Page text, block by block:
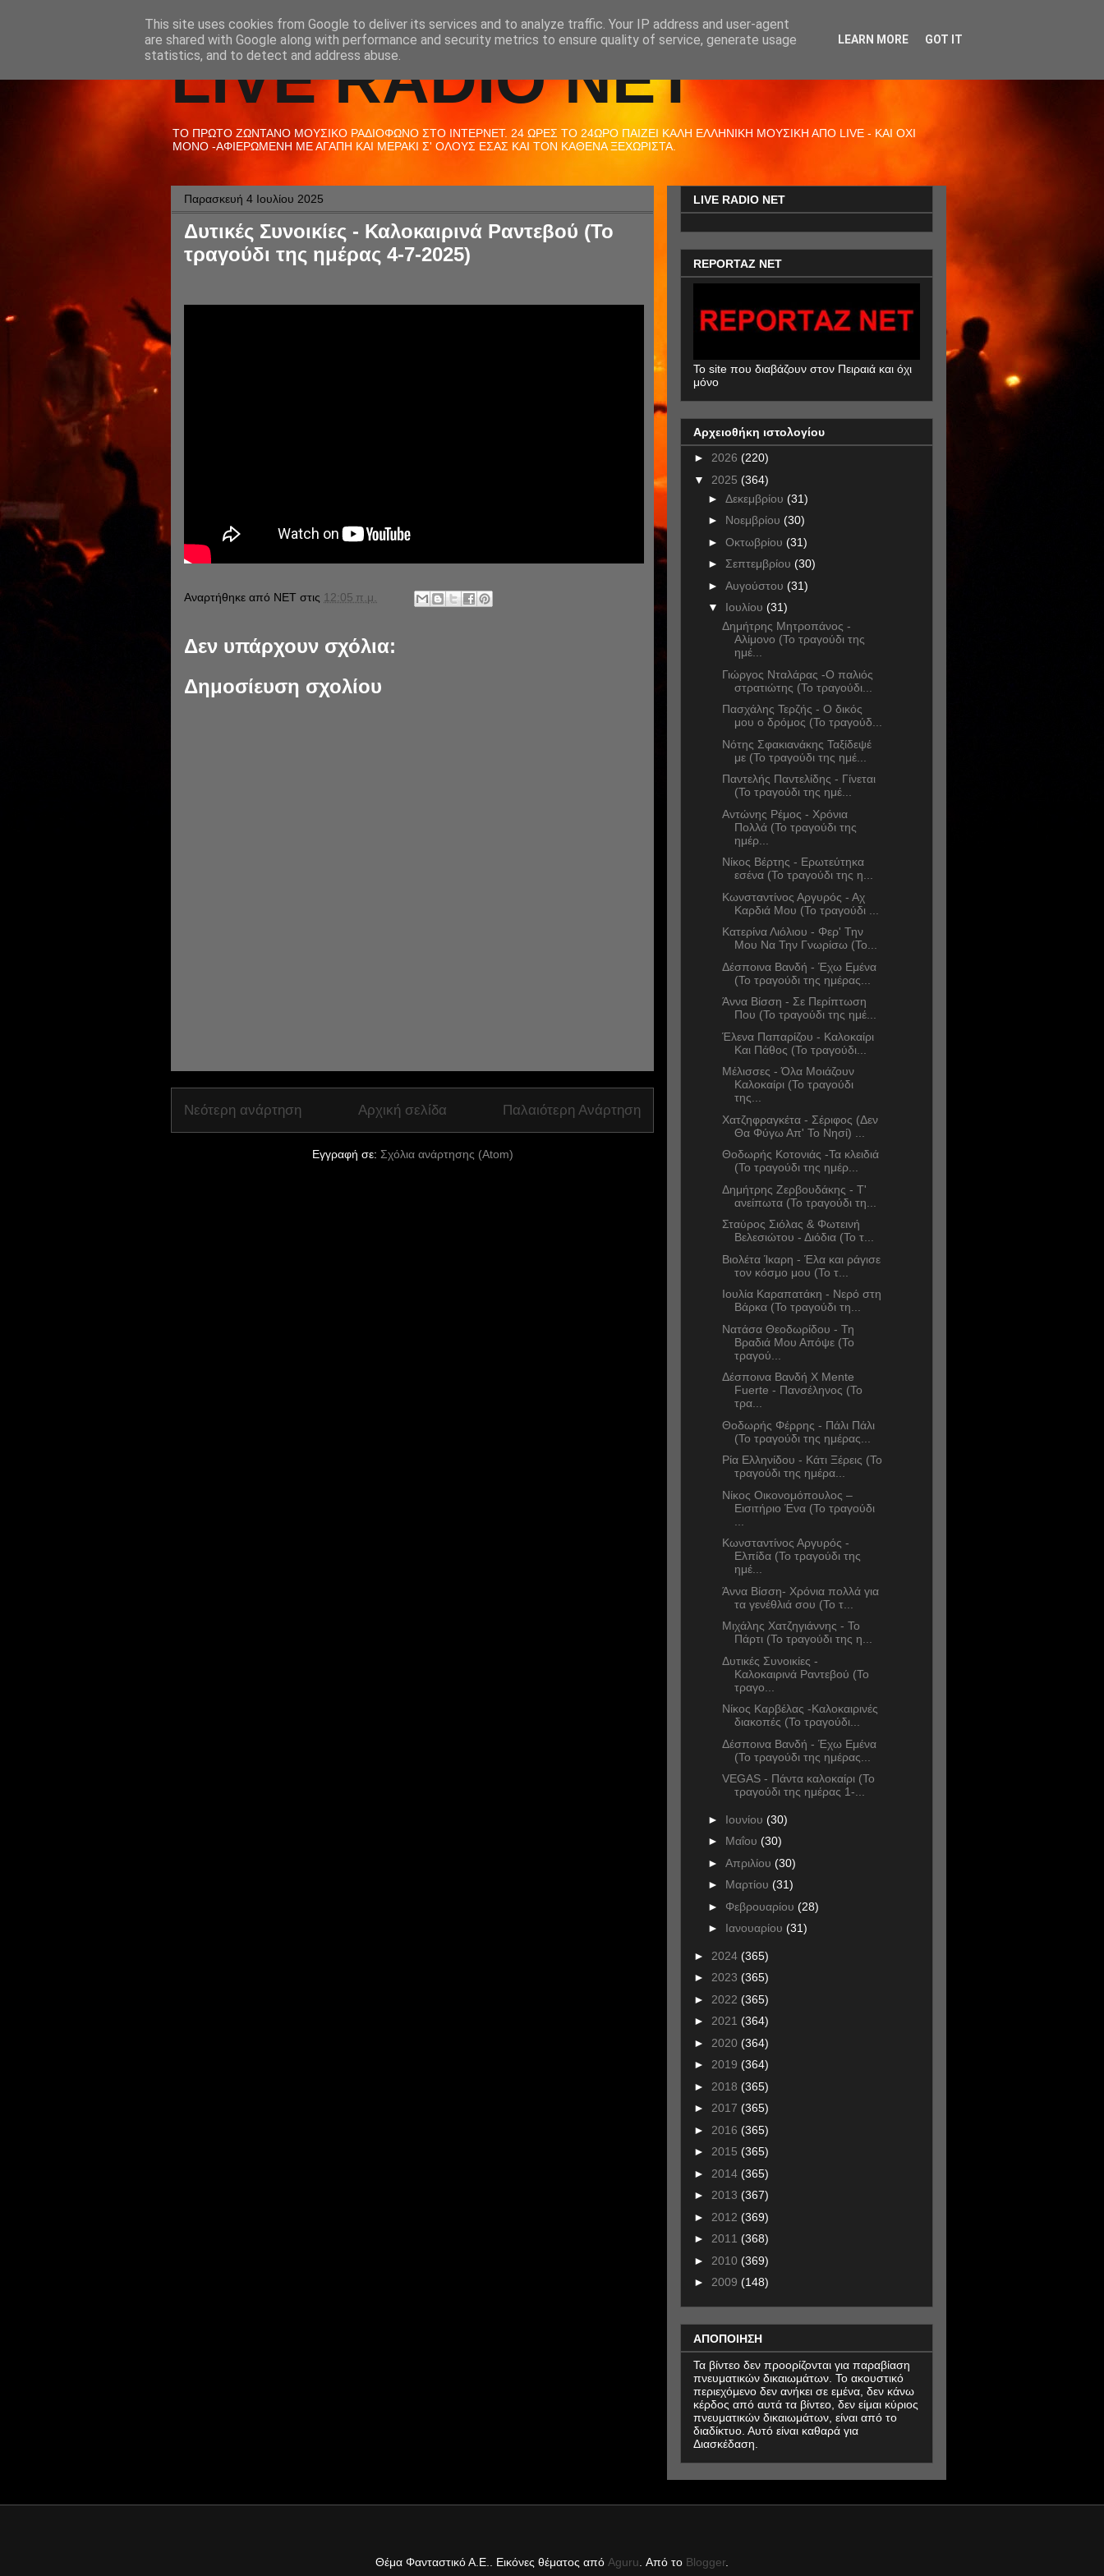
LIVE RADIO NET
ΤΟ ΠΡΩΤΟ ΖΩΝΤΑΝΟ ΜΟΥΣΙΚΟ ΡΑΔΙΟΦΩΝΟ ΣΤΟ ΙΝΤΕΡΝΕΤ. 24 ΩΡΕΣ ΤΟ 24ΩΡΟ ΠΑΙΖΕΙ ΚΑΛΗ ΕΛΛΗΝΙΚΗ ΜΟΥΣΙΚΗ ΑΠΟ LIVE - ΚΑΙ ΟΧΙ
ΜΟΝΟ -ΑΦΙΕΡΩΜΕΝΗ ΜΕ ΑΓΑΠΗ ΚΑΙ ΜΕΡΑΚΙ Σ' ΟΛΟΥΣ ΕΣΑΣ ΚΑΙ ΤΟΝ ΚΑΘΕΝΑ ΞΕΧΩΡΙΣΤΑ.
Παρασκευή 4 Ιουλίου 2025
Δυτικές Συνοικίες - Καλοκαιρινά Ραντεβού (Το
τραγούδι της ημέρας 4-7-2025)
Αναρτήθηκε από NET στις 12:05 π.μ.
Δεν υπάρχουν σχόλια:
Δημοσίευση σχολίου
Νεότερη ανάρτηση Παλαιότερη Ανάρτηση
Αρχική σελίδα
Εγγραφή σε: Σχόλια ανάρτησης (Atom)
LIVE RADIO NET
REPORTAZ NET
To site που διαβάζουν στον Πειραιά και όχι
μόνο
Αρχειοθήκη ιστολογίου
► 2026 (220)
▼ 2025 (364)
► Δεκεμβρίου (31)
► Νοεμβρίου (30)
► Οκτωβρίου (31)
► Σεπτεμβρίου (30)
► Αυγούστου (31)
▼ Ιουλίου (31)
Δημήτρης Μητροπάνος -
Αλίμονο (Το τραγούδι της
ημέ...
Γιώργος Νταλάρας -Ο παλιός
στρατιώτης (Το τραγούδι...
Πασχάλης Τερζής - Ο δικός
μου ο δρόμος (Το τραγούδ...
Νότης Σφακιανάκης Ταξίδεψέ
με (Το τραγούδι της ημέ...
Παντελής Παντελίδης - Γίνεται
(Το τραγούδι της ημέ...
Αντώνης Ρέμος - Χρόνια
Πολλά (Το τραγούδι της
ημέρ...
Νίκος Βέρτης - Ερωτεύτηκα
εσένα (Το τραγούδι της η...
Κωνσταντίνος Αργυρός - Αχ
Καρδιά Μου (Το τραγούδι ...
Κατερίνα Λιόλιου - Φερ' Την
Μου Να Την Γνωρίσω (Το...
Δέσποινα Βανδή - Έχω Εμένα
(Το τραγούδι της ημέρας...
Άννα Βίσση - Σε Περίπτωση
Που (Το τραγούδι της ημέ...
Έλενα Παπαρίζου - Καλοκαίρι
Και Πάθος (Το τραγούδι...
Μέλισσες - Όλα Μοιάζουν
Καλοκαίρι (Το τραγούδι
της...
Χατζηφραγκέτα - Σέριφος (Δεν
Θα Φύγω Απ' Το Νησί) ...
Θοδωρής Κοτονιάς -Τα κλειδιά
(Το τραγούδι της ημέρ...
Δημήτρης Ζερβουδάκης - Τ'
ανείπωτα (Το τραγούδι τη...
Σταύρος Σιόλας & Φωτεινή
Βελεσιώτου - Διόδια (Το τ...
Βιολέτα Ίκαρη - Έλα και ράγισε
τον κόσμο μου (Το τ...
Ιουλία Καραπατάκη - Νερό στη
Βάρκα (Το τραγούδι τη...
Νατάσα Θεοδωρίδου - Τη
Βραδιά Μου Απόψε (Το
τραγού...
Δέσποινα Βανδή Χ Mente
Fuerte - Πανσέληνος (Το
τρα...
Θοδωρής Φέρρης - Πάλι Πάλι
(Το τραγούδι της ημέρας...
Ρία Ελληνίδου - Κάτι Ξέρεις (Το
τραγούδι της ημέρα...
Νίκος Οικονομόπουλος –
Εισιτήριο Ένα (Το τραγούδι
Κωνσταντίνος Αργυρός -
Ελπίδα (Το τραγούδι της
ημέ...
Άννα Βίσση- Χρόνια πολλά για
τα γενέθλιά σου (Το τ...
Μιχάλης Χατζηγιάννης - Το
Πάρτι (Το τραγούδι της η...
Δυτικές Συνοικίες -
Καλοκαιρινά Ραντεβού (Το
τραγο...
Νίκος Καρβέλας -Καλοκαιρινές
διακοπές (Το τραγούδι...
Δέσποινα Βανδή - Έχω Εμένα
(Το τραγούδι της ημέρας...
VEGAS - Πάντα καλοκαίρι (Το
τραγούδι της ημέρας 1-...
► Ιουνίου (30)
► Μαΐου (30)
► Απριλίου (30)
► Μαρτίου (31)
► Φεβρουαρίου (28)
► Ιανουαρίου (31)
► 2024 (365)
► 2023 (365)
► 2022 (365)
► 2021 (364)
► 2020 (364)
► 2019 (364)
► 2018 (365)
► 2017 (365)
► 2016 (365)
► 2015 (365)
► 2014 (365)
► 2013 (367)
► 2012 (369)
► 2011 (368)
► 2010 (369)
► 2009 (148)
ΑΠΟΠΟΙΗΣΗ
Τα βίντεο δεν προορίζονται για παραβίαση
πνευματικών δικαιωμάτων. Το ακουστικό
περιεχόμενο δεν ανήκει σε εμένα, δεν κάνω
κέρδος από αυτά τα βίντεο, δεν είμαι κύριος
πνευματικών δικαιωμάτων, είναι από το
διαδίκτυο. Αυτό είναι καθαρά για
Διασκέδαση.
Θέμα Φανταστικό Α.Ε.. Εικόνες θέματος από Aguru . Από το Blogger
This site uses cookies from Google to deliver its services and to analyze traffic. Your IP address and user-agent
are shared with Google along with performance and security metrics to ensure quality of service, generate usage
statistics, and to detect and address abuse.
LEARN MORE GOT IT